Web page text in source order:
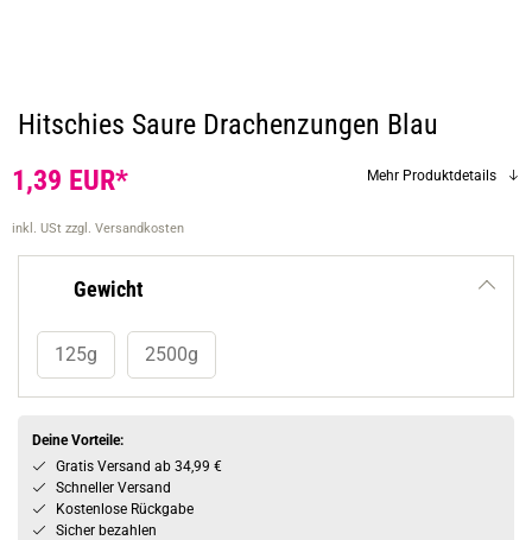
Hitschies Saure Drachenzungen Blau
1,39 EUR*
inkl. USt zzgl. Versandkosten
Mehr Produktdetails
Gewicht
125g 2500g
Deine Vorteile:
Gratis Versand ab 34,99 €
Schneller Versand
Kostenlose Rückgabe
Sicher bezahlen